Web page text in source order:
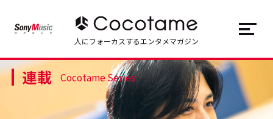
トップ Top
記事一覧 Articles
JP EN
人にフォーカスするエンタメマガジン
連載 Cocotame Series